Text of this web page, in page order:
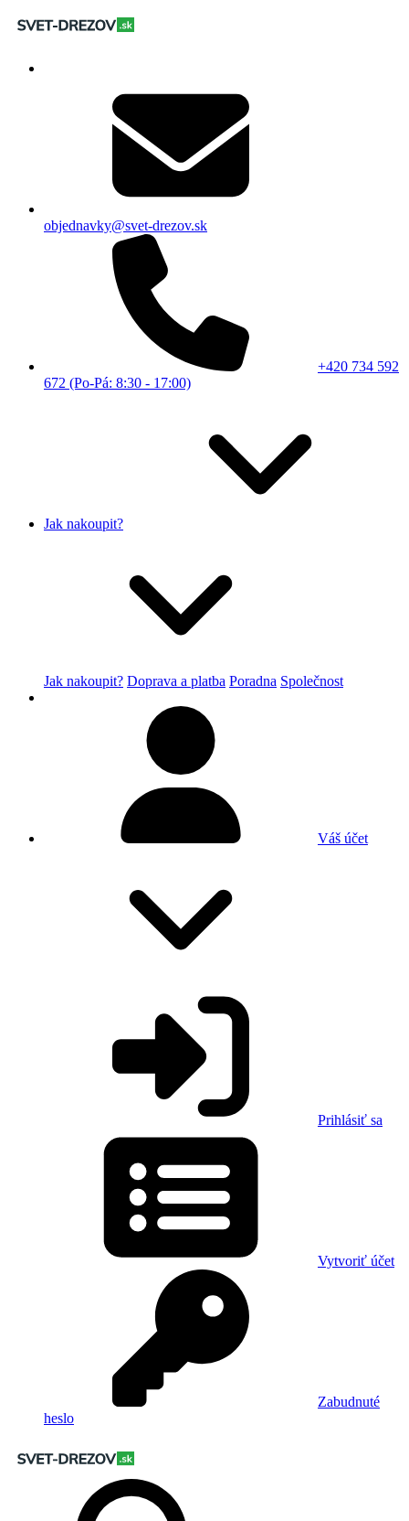
objednavky@svet-drezov.sk
+420 734 592
672 (Po-Pá: 8:30 - 17:00)
Jak nakoupit?
Jak nakoupit? Doprava a platba Poradna Společnost
Váš účet
Prihlásiť sa
Vytvoriť účet
Zabudnuté
heslo